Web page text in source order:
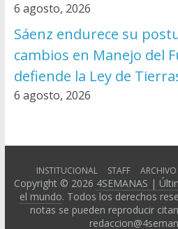
6 agosto, 2026
Sáenz endurece su
cambios en Manejo del
defiende la Ley de
6 agosto, 2026
INSTITUCIONAL STAFF ARCHIVO
Copyright © 2026 4SEMANAS |
el mundo. Todos los derechos
notas se pueden reproducir